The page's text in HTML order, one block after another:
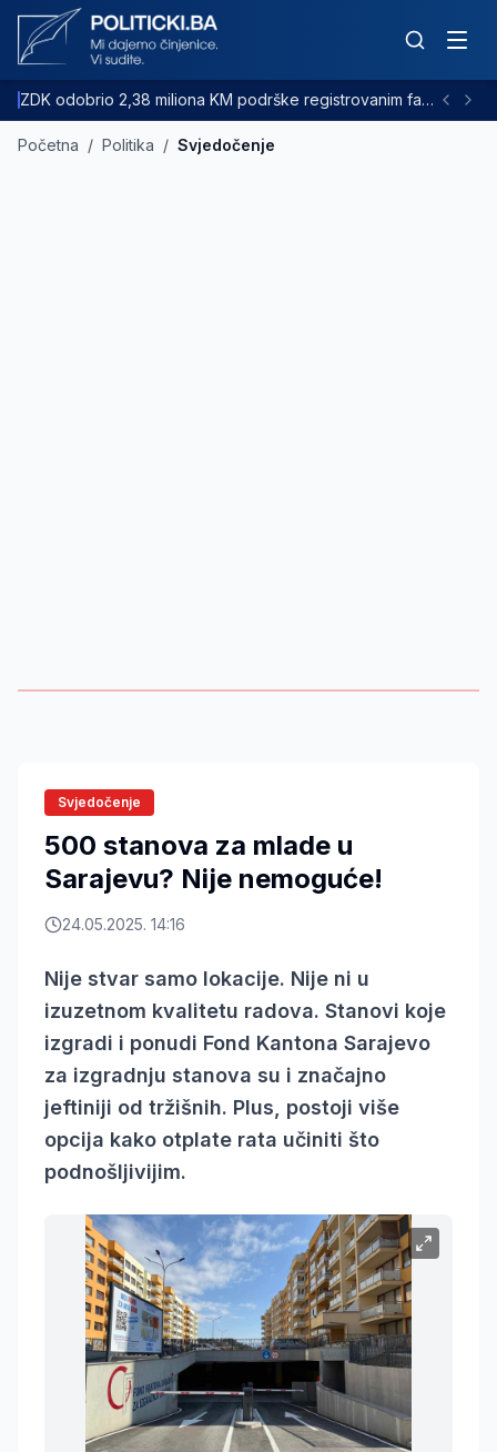
ZDK odobrio 2,38 miliona KM podrške registrovanim farmama goveda
Početna / Politika / Svjedočenje
Svjedočenje
500 stanova za mlade u
Sarajevu? Nije nemoguće!
24.05.2025. 14:16
Nije stvar samo lokacije. Nije ni u
izuzetnom kvalitetu radova. Stanovi koje
izgradi i ponudi Fond Kantona Sarajevo
za izgradnju stanova su i značajno
jeftiniji od tržišnih. Plus, postoji više
opcija kako otplate rata učiniti što
podnošljivijim.